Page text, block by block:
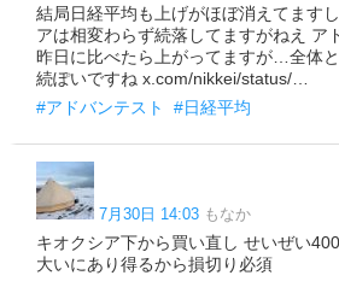
結局日経平均も上げがほぼ消えてます
アは相変わらず続落してますがねえ ア
昨日に比べたら上がってますが…全体
続ぽいですね x.com/nikkei/status/…
#アドバンテスト
#日経平均
7月30日 14:03 もなか
キオクシア下から買い直し せいぜい
大いにあり得るから損切り必須